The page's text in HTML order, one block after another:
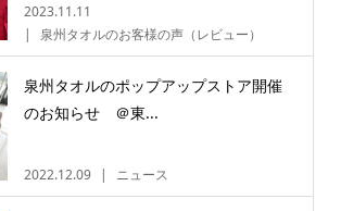
2023.11.11
泉州タオルのお客様の声（レビュー）
泉州タオルのポップアップストア開催
のお知らせ ＠東...
2022.12.09 ニュース